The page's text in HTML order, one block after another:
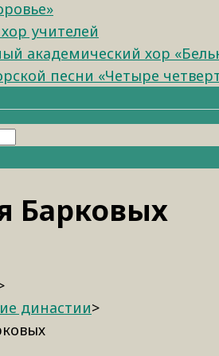
учителей
академический хор
песни «Четыре
Барковых
династии>